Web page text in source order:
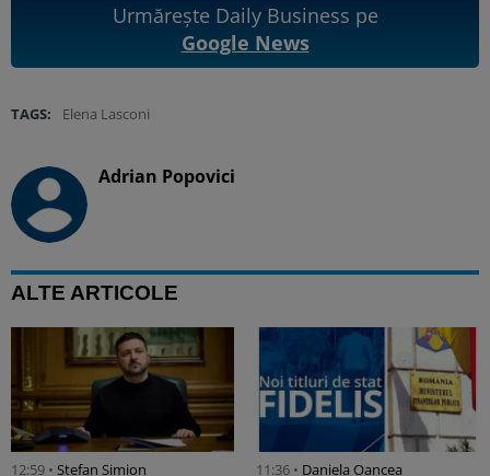
Urmărește Daily Business pe
Google News
TAGS: Elena Lasconi
Adrian Popovici
ALTE ARTICOLE
12:59 • Stefan Simion 11:36 • Daniela Oancea